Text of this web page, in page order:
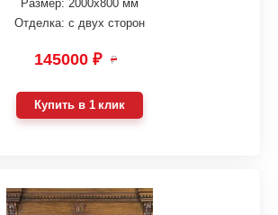
Размер: 2000х800 мм
Отделка: с двух сторон
145000 ₽ ₽
Купить в 1 клик